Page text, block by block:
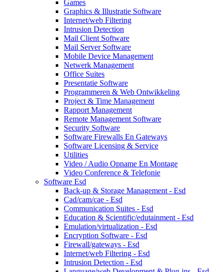
Games
Graphics & Illustratie Software
Internet/web Filtering
Intrusion Detection
Mail Client Software
Mail Server Software
Mobile Device Management
Netwerk Management
Office Suites
Presentatie Software
Programmeren & Web Ontwikkeling
Project & Time Management
Rapport Management
Remote Management Software
Security Software
Software Firewalls En Gateways
Software Licensing & Service
Utilities
Video / Audio Opname En Montage
Video Conference & Telefonie
Software Esd
Back-up & Storage Management - Esd
Cad/cam/cae - Esd
Communication Suites - Esd
Education & Scientific/edutainment - Esd
Emulation/virtualization - Esd
Encryption Software - Esd
Firewall/gateways - Esd
Internet/web Filtering - Esd
Intrusion Detection - Esd